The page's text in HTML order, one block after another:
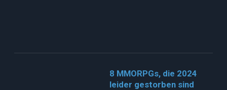
8 MMORPGs, die 2024
leider gestorben sind